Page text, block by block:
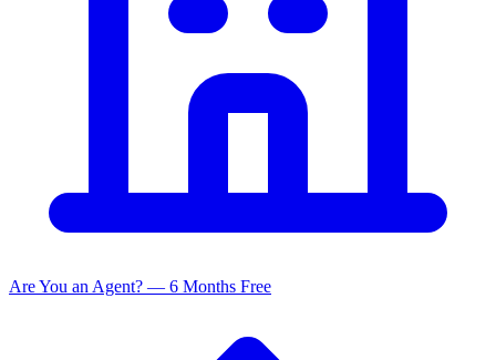
Are You an Agent? — 6 Months Free